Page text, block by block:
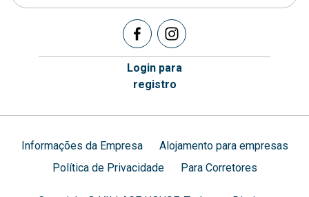
Login para
registro
Informações da Empresa
Alojamento para empresas
Política de Privacidade
Para Corretores